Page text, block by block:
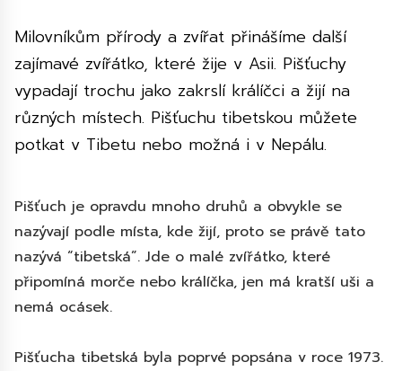
Milovníkům přírody a zvířat přinášíme další
zajímavé zvířátko, které žije v Asii. Pišťuchy
vypadají trochu jako zakrslí králíčci a žijí na
různých místech. Pišťuchu tibetskou můžete
potkat v Tibetu nebo možná i v Nepálu.
Pišťuch je opravdu mnoho druhů a obvykle se
nazývají podle místa, kde žijí, proto se právě tato
nazývá “tibetská”. Jde o malé zvířátko, které
připomíná morče nebo králíčka, jen má kratší uši a
nemá ocásek.
Pišťucha tibetská byla poprvé popsána v roce 1973.